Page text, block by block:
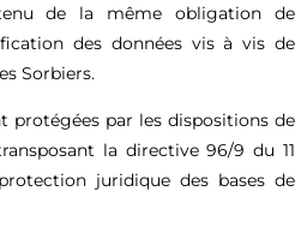
de la même obligation de
des données vis à vis de
Sorbiers.
protégées par les dispositions de
la directive 96/9 du 11
juridique des bases de